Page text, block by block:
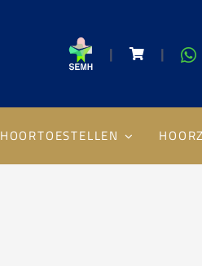
| |
HOORTOESTELLEN